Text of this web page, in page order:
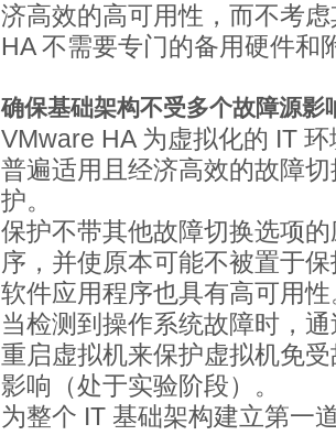
济高效的高可用性，而不考
HA 不需要专门的备用硬件和
确保基础架构不受多个故障源影
VMware HA 为虚拟化的 IT 环
普遍适用且经济高效的故障切
护。
保护不带其他故障切换选项
序，并使原本可能不被置于
软件应用程序也具有高可用性
当检测到操作系统故障时，
重启虚拟机来保护虚拟机免
影响（处于实验阶段）。
为整个 IT 基础架构建立第一